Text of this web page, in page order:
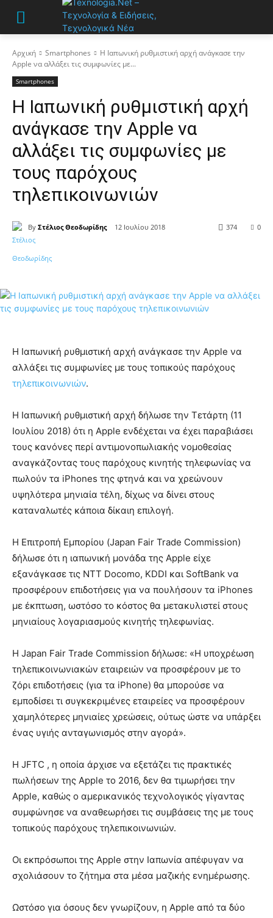
Αρχική Smartphones
Η Ιαπωνική ρυθμιστική αρχή ανάγκασε την
Apple να αλλάξει τις συμφωνίες με...
Smartphones
Η Ιαπωνική ρυθμιστική αρχή
ανάγκασε την Apple να
αλλάξει τις συμφωνίες με
τους παρόχους
τηλεπικοινωνιών
By Στέλιος Θεοδωρίδης 12 Ιουλίου 2018 0
374
Η Ιαπωνική ρυθμιστική αρχή ανάγκασε την Apple να
αλλάξει τις συμφωνίες με τους τοπικούς παρόχους
τηλεπικοινωνιών.
Η Ιαπωνική ρυθμιστική αρχή δήλωσε την Τετάρτη (11
Ιουλίου 2018) ότι η Apple ενδέχεται να έχει παραβιάσει
τους κανόνες περί αντιμονοπωλιακής νομοθεσίας
αναγκάζοντας τους παρόχους κινητής τηλεφωνίας να
πωλούν τα iPhones της φτηνά και να χρεώνουν
υψηλότερα μηνιαία τέλη, δίχως να δίνει στους
καταναλωτές κάποια δίκαιη επιλογή.
Η Επιτροπή Εμπορίου (Japan Fair Trade Commission)
δήλωσε ότι η ιαπωνική μονάδα της Apple είχε
εξανάγκασε τις NTT Docomo, KDDI και SoftBank να
προσφέρουν επιδοτήσεις για να πουλήσουν τα iPhones
με έκπτωση, ωστόσο το κόστος θα μετακυλιστεί στους
μηνιαίους λογαριασμούς κινητής τηλεφωνίας.
Η Japan Fair Trade Commission δήλωσε: «Η υποχρέωση
τηλεπικοινωνιακών εταιρειών να προσφέρουν με το
ζόρι επιδοτήσεις (για τα iPhone) θα μπορούσε να
εμποδίσει τι συγκεκριμένες εταιρείες να προσφέρουν
χαμηλότερες μηνιαίες χρεώσεις, ούτως ώστε να υπάρξει
ένας υγιής ανταγωνισμός στην αγορά».
Η JFTC , η οποία άρχισε να εξετάζει τις πρακτικές
πωλήσεων της Apple το 2016, δεν θα τιμωρήσει την
Apple, καθώς ο αμερικανικός τεχνολογικός γίγαντας
συμφώνησε να αναθεωρήσει τις συμβάσεις της με τους
τοπικούς παρόχους τηλεπικοινωνιών.
Οι εκπρόσωποι της Apple στην Ιαπωνία απέφυγαν να
σχολιάσουν το ζήτημα στα μέσα μαζικής ενημέρωσης.
Ωστόσο για όσους δεν γνωρίζουν, η Apple από τα δύο